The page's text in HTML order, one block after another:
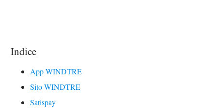
Indice
App WINDTRE
Sito WINDTRE
Satispay